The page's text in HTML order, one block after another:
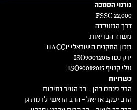
גורמי הסמכה
FSSC 22,000
דרך המעבדה
משרד הבריאות
מכון התקנים הישראלי HACCP
ירק נטו 2015:ISO9001
עלי קטיף 2015:ISO9001
כשרויות
הרב פנחס כהן – רב העיר נתיבות
הרב יעקב אריאל – הרב הראשי לרמת גן